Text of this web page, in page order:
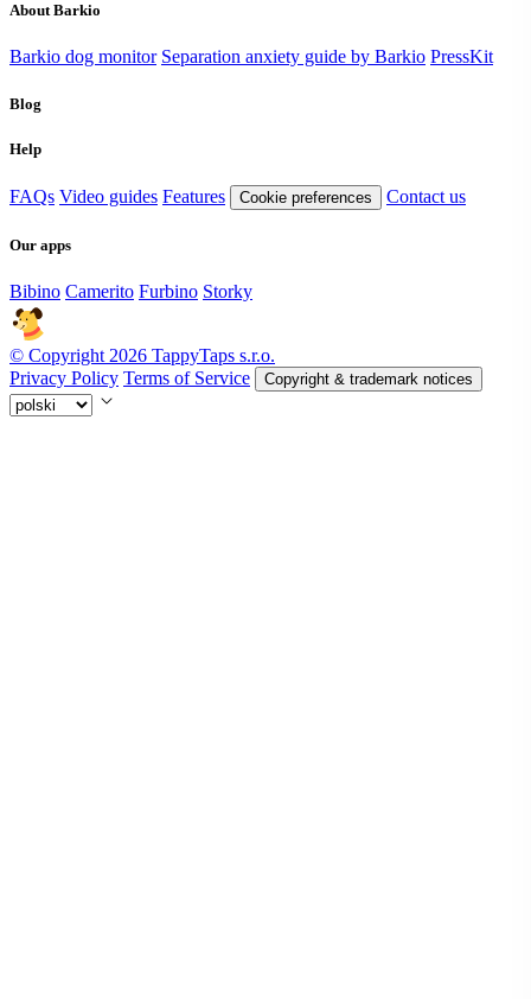
About Barkio
Barkio dog monitor Separation anxiety guide by Barkio PressKit
Blog
Help
FAQs Video guides Features Cookie preferences Contact us
Our apps
Bibino Camerito Furbino Storky
© Copyright 2026 TappyTaps s.r.o.
Privacy Policy Terms of Service Copyright & trademark notices